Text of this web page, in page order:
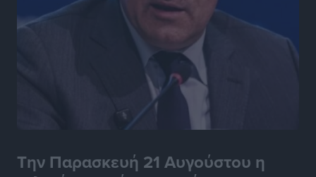
Την Παρασκευή 21 Αυγούστου η